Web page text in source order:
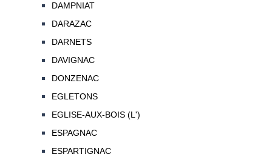
DAMPNIAT
DARAZAC
DARNETS
DAVIGNAC
DONZENAC
EGLETONS
EGLISE-AUX-BOIS (L')
ESPAGNAC
ESPARTIGNAC